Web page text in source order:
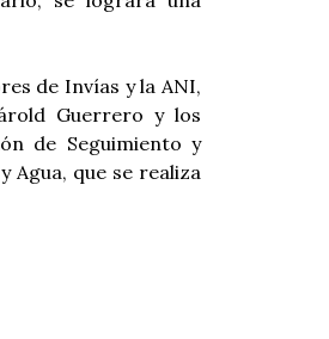
de Invías y la ANI,
Guerrero y los
de Seguimiento y
Agua, que se realiza